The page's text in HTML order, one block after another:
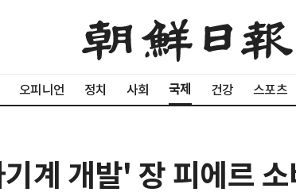
오피니언 정치 사회 국제 건강 스포츠
기계 개발' 장 피에르